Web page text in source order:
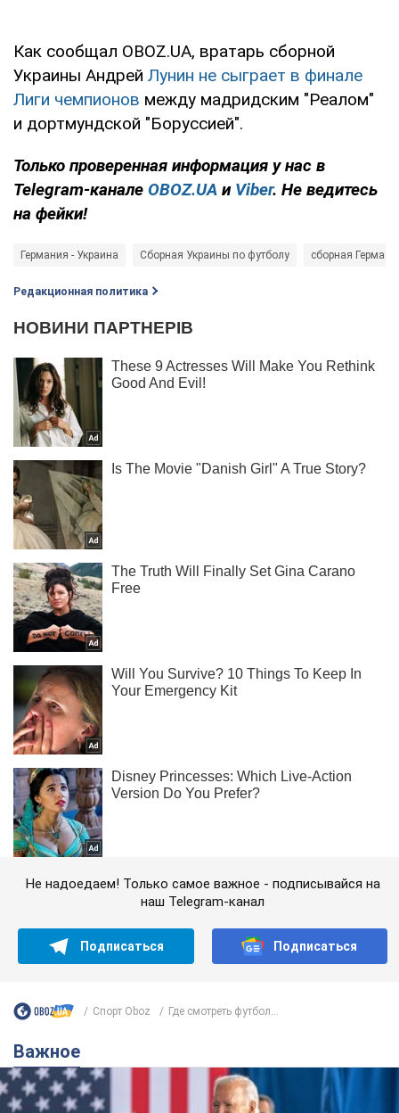
Как сообщал OBOZ.UA, вратарь сборной
Украины Андрей Лунин не сыграет в финале
Лиги чемпионов между мадридским "Реалом"
и дортмундской "Боруссией".
Только проверенная информация у нас в
Telegram-канале OBOZ.UA и Viber. Не ведитесь
на фейки!
Германия - Украина Сборная Украины по футболу сборная
Редакционная политика
Не надоедаем! Только самое важное - подписывайся на
наш Telegram-канал
Подписаться Подписаться
Спорт Oboz Где смотреть футбол...
Важное